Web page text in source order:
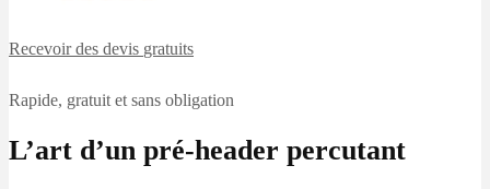
Recevoir des devis gratuits
Rapide, gratuit et sans obligation
L’art d’un pré-header percutant